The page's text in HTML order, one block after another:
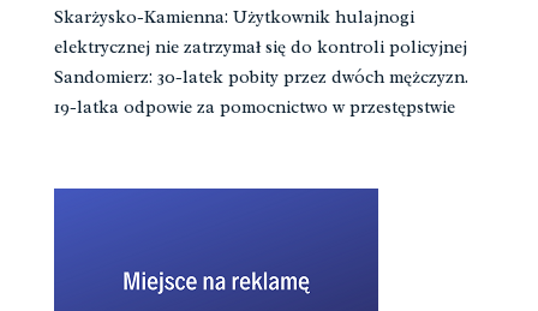
Skarżysko-Kamienna: Użytkownik hulajnogi
elektrycznej nie zatrzymał się do kontroli policyjnej
Sandomierz: 30-latek pobity przez dwóch mężczyzn.
19-latka odpowie za pomocnictwo w przestępstwie